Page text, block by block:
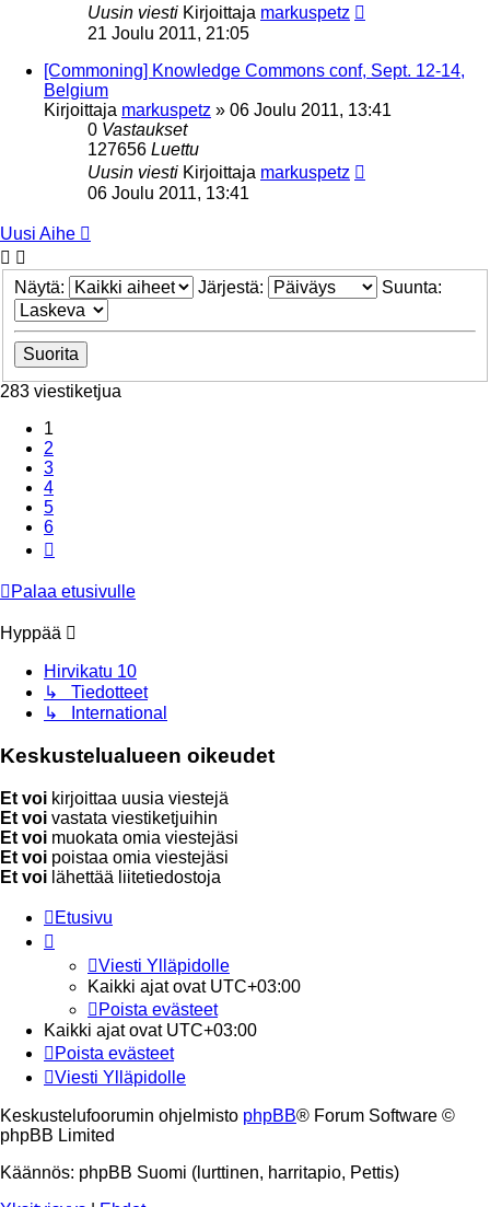
Uusin viesti Kirjoittaja markuspetz
21 Joulu 2011, 21:05
[Commoning] Knowledge Commons conf, Sept. 12-14,
Belgium
Kirjoittaja markuspetz » 06 Joulu 2011, 13:41
0 Vastaukset
127656 Luettu
Uusin viesti Kirjoittaja markuspetz
06 Joulu 2011, 13:41
Uusi Aihe
Näytä: Järjestä: Suunta:
283 viestiketjua
1
2
3
4
5
6
Palaa etusivulle
Hyppää
Hirvikatu 10
↳ Tiedotteet
↳ International
Keskustelualueen oikeudet
Et voi kirjoittaa uusia viestejä
Et voi vastata viestiketjuihin
Et voi muokata omia viestejäsi
Et voi poistaa omia viestejäsi
Et voi lähettää liitetiedostoja
Etusivu
Viesti Ylläpidolle
Kaikki ajat ovat UTC+03:00
Poista evästeet
Kaikki ajat ovat UTC+03:00
Poista evästeet
Viesti Ylläpidolle
Keskustelufoorumin ohjelmisto phpBB® Forum Software ©
phpBB Limited
Käännös: phpBB Suomi (lurttinen, harritapio, Pettis)